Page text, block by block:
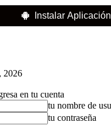
Instalar Aplicación
2026
en tu cuenta
tu nombre de
tu contraseña